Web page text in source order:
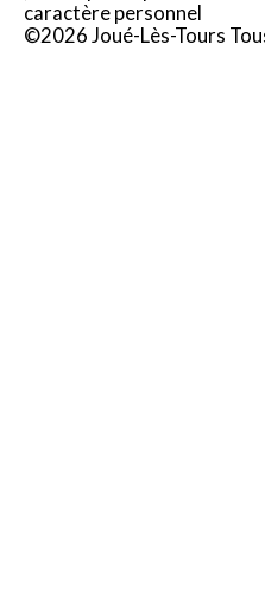
caractère personnel
©2026 Joué-Lès-Tours